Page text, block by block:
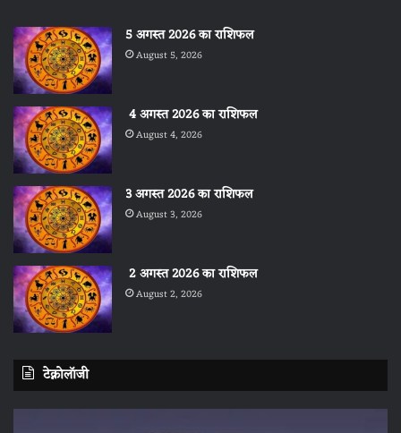
5 अगस्त 2026 का राशिफल
August 5, 2026
4 अगस्त 2026 का राशिफल
August 4, 2026
3 अगस्त 2026 का राशिफल
August 3, 2026
2 अगस्त 2026 का राशिफल
August 2, 2026
टेक्नोलॉजी